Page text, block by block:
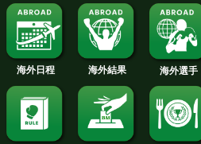
試合日程 試合結果